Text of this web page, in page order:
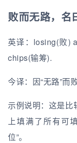
败而无路，名
英译：losing(败)
chips(输筹).
今译：因“无路”而
示例说明：这是比
上填满了所有可
位”。